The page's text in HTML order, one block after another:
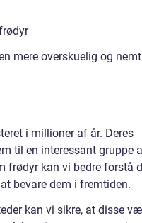
mere overskuelig og
i millioner af år. Deres
til en interessant gruppe
frødyr kan vi bedre forstå
bevare dem i fremtiden.
kan vi sikre, at disse